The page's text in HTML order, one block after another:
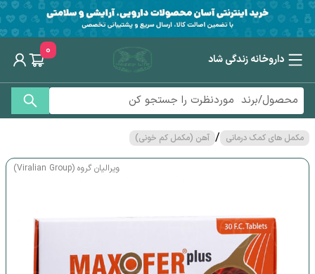
داروخانه زندگی شاد
0
مکمل های کمک درمانی / آهن (مکمل کم خونی)
ویرالیان گروه (Viralian Group)